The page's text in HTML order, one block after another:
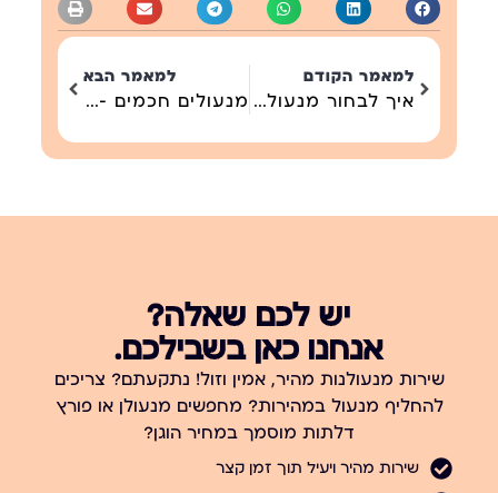
למאמר הקודם
איך לבחור מנעול חכם 2026 — מדריך מלא לדלת בישראל
למאמר הבא
מנעולים חכמים — המדריך המקיף לבית בישראל 2026
יש לכם שאלה?
אנחנו כאן בשבילכם.
שירות מנעולנות מהיר, אמין וזול! נתקעתם? צריכים
להחליף מנעול במהירות? מחפשים מנעולן או פורץ
דלתות מוסמך במחיר הוגן?
שירות מהיר ויעיל תוך זמן קצר